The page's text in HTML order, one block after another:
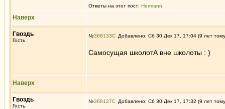
Ответы на этот пост: Hermann
Наверх
Гвоздь
Гость
№368133 Добавлено: Сб 30 Дек 17, 17:04 (9 лет
Самосущая школотА вне школоты : )
Наверх
Гвоздь
Гость
№368137 Добавлено: Сб 30 Дек 17, 17:32 (9 лет